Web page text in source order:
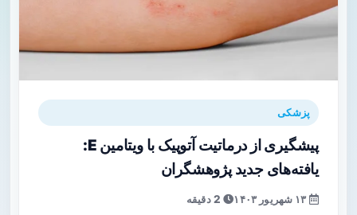
پزشکی
پیشگیری از درماتیت آتوپیک با ویتامین E:
یافته‌های جدید پژوهشگران
2 دقیقه